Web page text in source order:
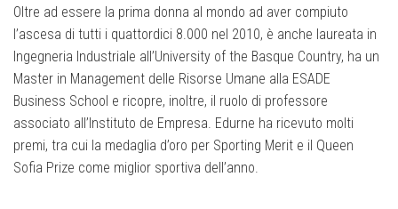
Oltre ad essere la prima donna al mondo ad aver compiuto
l’ascesa di tutti i quattordici 8.000 nel 2010, è anche laureata in
Ingegneria Industriale all’University of the Basque Country, ha un
Master in Management delle Risorse Umane alla ESADE
Business School e ricopre, inoltre, il ruolo di professore
associato all’Instituto de Empresa. Edurne ha ricevuto molti
premi, tra cui la medaglia d’oro per Sporting Merit e il Queen
Sofia Prize come miglior sportiva dell’anno.